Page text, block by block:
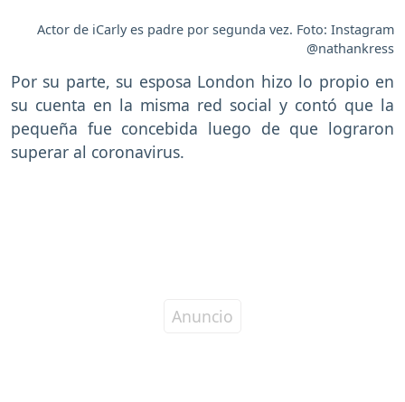
Actor de iCarly es padre por segunda vez. Foto: Instagram
@nathankress
Por su parte, su esposa London hizo lo propio en
su cuenta en la misma red social y contó que la
pequeña fue concebida luego de que lograron
superar al coronavirus.